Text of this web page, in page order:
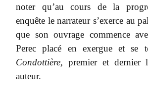
noter qu’au cours de la
enquête le narrateur s’exerce au
que son ouvrage commence
Perec placé en exergue et se
Condottière, premier et dernier
auteur.